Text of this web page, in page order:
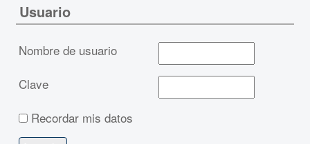
Usuario
Nombre de usuario
Clave
Recordar mis datos